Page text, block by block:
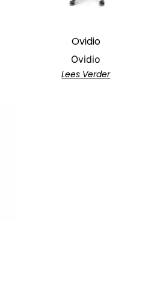
Ovidio
Ovidio
Lees Verder